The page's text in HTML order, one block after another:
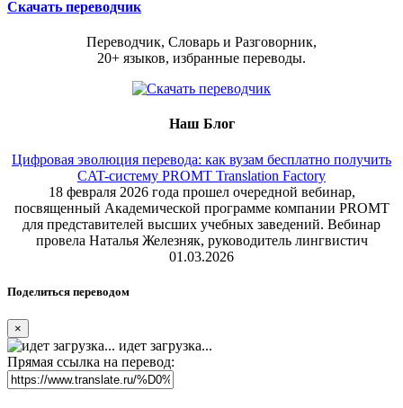
Скачать переводчик
Переводчик, Словарь и Разговорник,
20+ языков, избранные переводы.
Наш Блог
Цифровая эволюция перевода: как вузам бесплатно получить
CAT-систему PROMT Translation Factory
18 февраля 2026 года прошел очередной вебинар,
посвященный Академической программе компании PROMT
для представителей высших учебных заведений. Вебинар
провела Наталья Железняк, руководитель лингвистич
01.03.2026
Поделиться переводом
×
идет загрузка...
Прямая ссылка на перевод: